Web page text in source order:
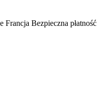
Francja Bezpieczna płatność